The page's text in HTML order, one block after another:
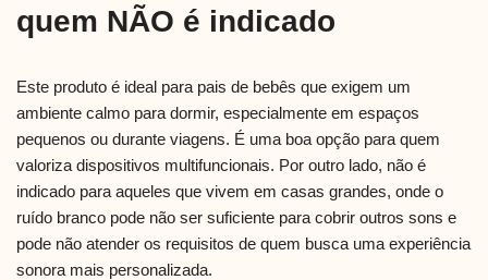
quem NÃO é indicado
Este produto é ideal para pais de bebês que exigem um
ambiente calmo para dormir, especialmente em espaços
pequenos ou durante viagens. É uma boa opção para quem
valoriza dispositivos multifuncionais. Por outro lado, não é
indicado para aqueles que vivem em casas grandes, onde o
ruído branco pode não ser suficiente para cobrir outros sons e
pode não atender os requisitos de quem busca uma experiência
sonora mais personalizada.